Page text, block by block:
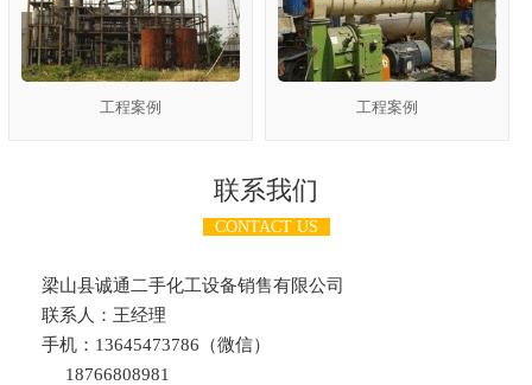
工程案例 工程案例
联系我们
CONTACT US
梁山县诚通二手化工设备销售有限公司
联系人：王经理
手机：13645473786（微信）
18766808981